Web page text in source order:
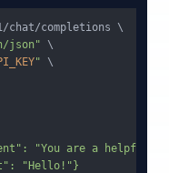
completions \
json" \
" \
"You are a helpful
"Hello!"}